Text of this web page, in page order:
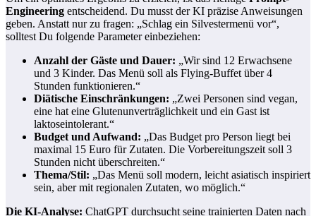
Engineering entscheidend. Du musst der KI präzise Anweisungen
geben. Anstatt nur zu fragen: „Schlag ein Silvestermenü vor“,
solltest Du folgende Parameter einbeziehen:
Anzahl der Gäste und Dauer: „Wir sind 12 Erwachsene
und 3 Kinder. Das Menü soll als Flying-Buffet über 4
Stunden funktionieren.“
Diätische Einschränkungen: „Zwei Personen sind vegan,
eine hat eine Glutenunverträglichkeit und ein Gast ist
laktoseintolerant.“
Budget und Aufwand: „Das Budget pro Person liegt bei
maximal 15 Euro für Zutaten. Die Vorbereitungszeit soll 3
Stunden nicht überschreiten.“
Thema/Stil: „Das Menü soll modern, leicht asiatisch inspiriert
sein, aber mit regionalen Zutaten, wo möglich.“
Die KI-Analyse: ChatGPT durchsucht seine trainierten Daten nach